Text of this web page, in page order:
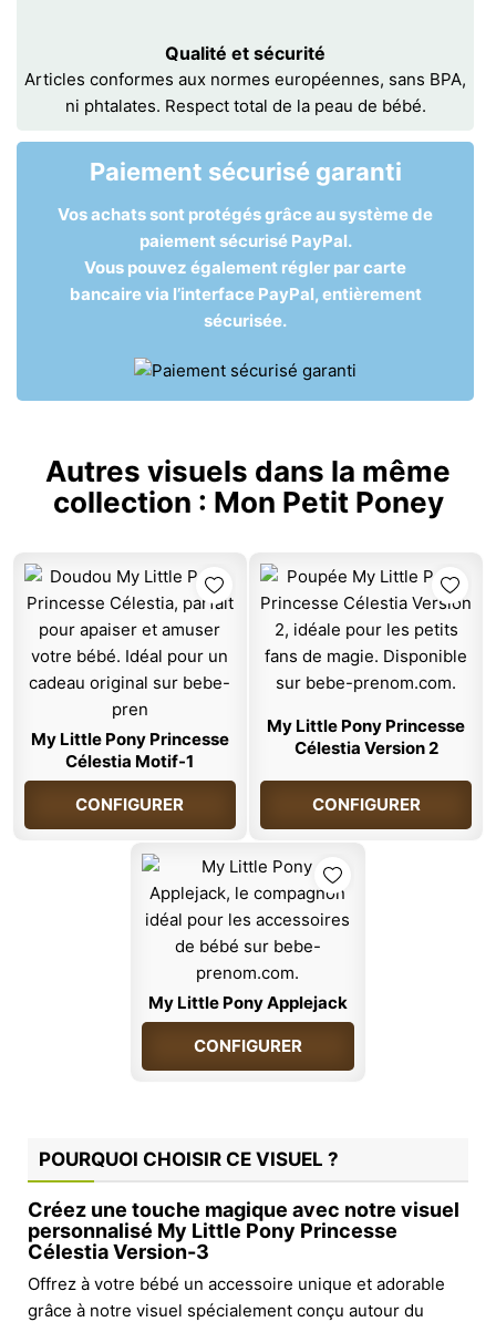
Qualité et sécurité
Articles conformes aux normes européennes, sans BPA,
ni phtalates. Respect total de la peau de bébé.
Paiement sécurisé garanti
Vos achats sont protégés grâce au système de
paiement sécurisé PayPal.
Vous pouvez également régler par carte
bancaire via l’interface PayPal, entièrement
sécurisée.
Autres visuels dans la même
collection : Mon Petit Poney
My Little Pony Princesse
Célestia Motif-1
CONFIGURER
My Little Pony Princesse
Célestia Version 2
CONFIGURER
My Little Pony Applejack
CONFIGURER
POURQUOI CHOISIR CE VISUEL ?
Créez une touche magique avec notre visuel
personnalisé My Little Pony Princesse
Célestia Version-3
Offrez à votre bébé un accessoire unique et adorable
grâce à notre visuel spécialement conçu autour du